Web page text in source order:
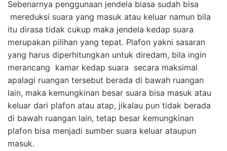
Sebenarnya penggunaan jendela biasa sudah bisa
mereduksi suara yang masuk atau keluar namun bila
itu dirasa tidak cukup maka jendela kedap suara
merupakan pilihan yang tepat. Plafon yakni sasaran
yang harus diperhitungkan untuk diredam, bila ingin
merancang kamar kedap suara secara maksimal
apalagi ruangan tersebut berada di bawah ruangan
lain, maka kemungkinan besar suara bisa masuk atau
keluar dari plafon atau atap, jikalau pun tidak berada
di bawah ruangan lain, tetap besar kemungkinan
plafon bisa menjadi sumber suara keluar ataupun
masuk.